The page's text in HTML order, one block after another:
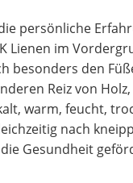
persönliche
Lienen im
besonders den
Reiz von
warm, feucht,
nach
Gesundheit